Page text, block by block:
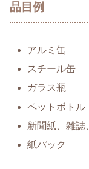
品目例
アルミ缶
スチール缶
ガラス瓶
ペットボトル
新聞紙、雑誌
紙パック